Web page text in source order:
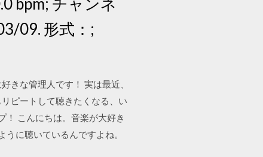
09. 形式：;
きな管理人です！ 実は最近、
ピートして聴きたくなる、い
こんにちは。音楽が大好き
に聴いているんですよね。